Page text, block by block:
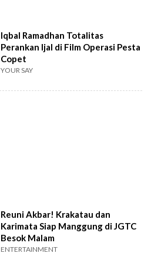
Iqbal Ramadhan Totalitas
Perankan Ijal di Film Operasi Pesta
Copet
YOUR SAY
Reuni Akbar! Krakatau dan
Karimata Siap Manggung di JGTC
Besok Malam
ENTERTAINMENT